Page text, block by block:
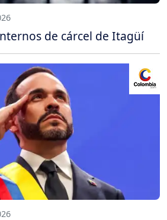
de cárcel de Itagüí